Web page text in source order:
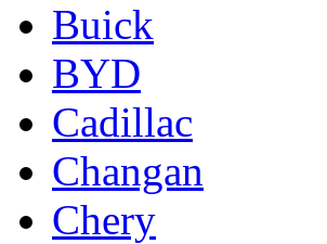
Buick
BYD
Cadillac
Changan
Chery